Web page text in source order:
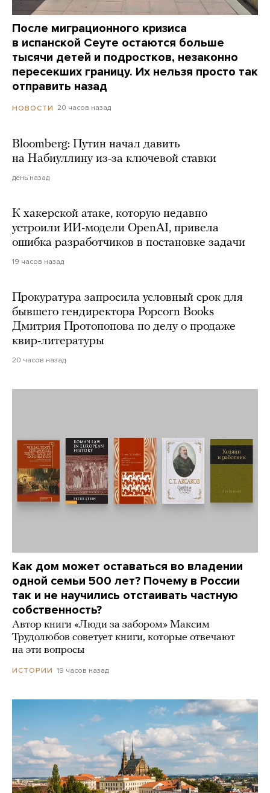
После миграционного кризиса
в испанской Сеуте остаются больше
тысячи детей и подростков, незаконно
пересекших границу. Их нельзя просто так
отправить назад
НОВОСТИ 20 часов назад
Bloomberg: Путин начал давить
на Набиуллину из-за ключевой ставки
день назад
К хакерской атаке, которую недавно
устроили ИИ-модели OpenAI, привела
ошибка разработчиков в постановке задачи
19 часов назад
Прокуратура запросила условный срок для
бывшего гендиректора Popcorn Books
Дмитрия Протопопова по делу о продаже
квир-литературы
20 часов назад
Как дом может оставаться во владении
одной семьи 500 лет? Почему в России
так и не научились отстаивать частную
собственность?
Автор книги «Люди за забором» Максим
Трудолюбов советует книги, которые отвечают
на эти вопросы
ИСТОРИИ 19 часов назад